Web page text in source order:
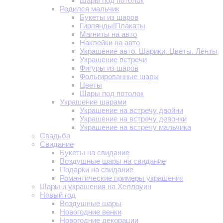
Родился мальчик
Букеты из шаров
Гирлянды|Плакаты
Магниты на авто
Наклейки на авто
Украшение авто. Шарики. Цветы. Ленты
Украшение встречи
Фигуры из шаров
Фольгированные шары
Цветы
Шары под потолок
Украшение шарами
Украшение на встречу двойни
Украшение на встречу девочки
Украшение на встречу мальчика
Свадьба
Свидание
Букеты на свидание
Воздушные шары на свидание
Подарки на свидание
Романтические примеры украшения
Шары и украшения на Хеллоуин
Новый год
Воздушные шары
Новогодние венки
Новогодние декорации